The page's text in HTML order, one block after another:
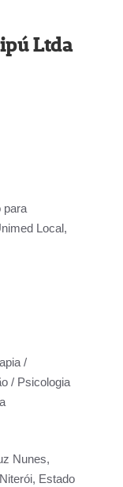
Ltda
para
Local,
/
/ Psicologia
Nunes,
Estado